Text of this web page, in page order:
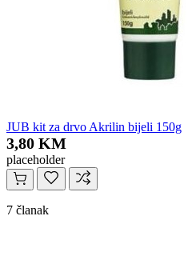
JUB kit za drvo Akrilin bijeli 150g
3,80 KM
placeholder
7 članak